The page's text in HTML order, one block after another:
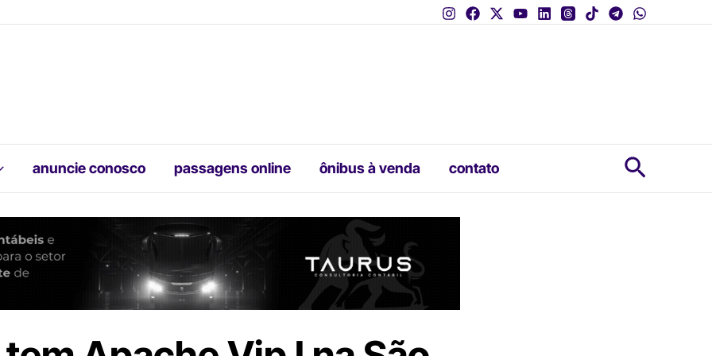
anuncie conosco passagens online ônibus à venda contato